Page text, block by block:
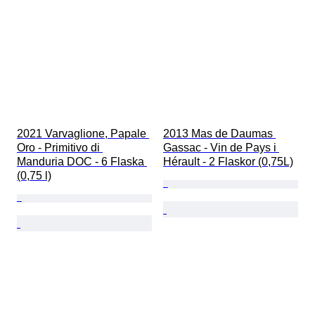
2021 Varvaglione, Papale
Oro - Primitivo di
Manduria DOC - 6 Flaska
(0,75 l)
2013 Mas de Daumas
Gassac - Vin de Pays i
Hérault - 2 Flaskor (0,75L)